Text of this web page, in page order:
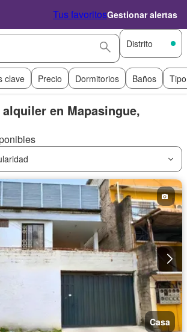
Tus favoritosGestionar alertas
Distrito
clave Precio Dormitorios Baños
en Mapasingue,
Casa